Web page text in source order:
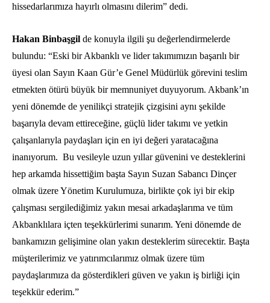
hissedarlarımıza hayırlı olmasını dilerim” dedi.
Hakan Binbaşgil de konuyla ilgili şu değerlendirmelerde
bulundu: “Eski bir Akbanklı ve lider takımımızın başarılı bir
üyesi olan Sayın Kaan Gür’e Genel Müdürlük görevini teslim
etmekten ötürü büyük bir memnuniyet duyuyorum. Akbank’ın
yeni dönemde de yenilikçi stratejik çizgisini aynı şekilde
başarıyla devam ettireceğine, güçlü lider takımı ve yetkin
çalışanlarıyla paydaşları için en iyi değeri yaratacağına
inanıyorum. Bu vesileyle uzun yıllar güvenini ve desteklerini
hep arkamda hissettiğim başta Sayın Suzan Sabancı Dinçer
olmak üzere Yönetim Kurulumuza, birlikte çok iyi bir ekip
çalışması sergilediğimiz yakın mesai arkadaşlarıma ve tüm
Akbanklılara içten teşekkürlerimi sunarım. Yeni dönemde de
bankamızın gelişimine olan yakın desteklerim sürecektir. Başta
müşterilerimiz ve yatırımcılarımız olmak üzere tüm
paydaşlarımıza da gösterdikleri güven ve yakın iş birliği için
teşekkür ederim.”